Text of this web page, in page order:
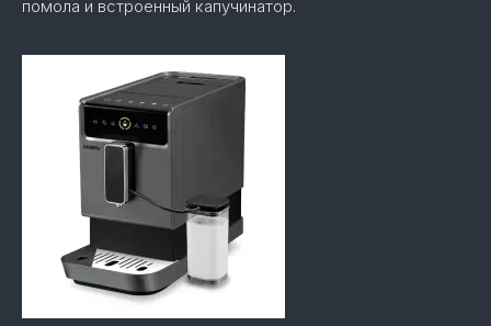
помола и встроенный капучинатор.